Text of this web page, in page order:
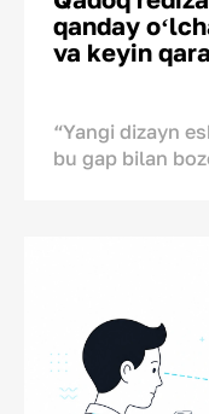
qanday
va keyin
“Yangi dizayn
bu gap bilan
ertasiga
emas, balki
va logistikaga
omildir.